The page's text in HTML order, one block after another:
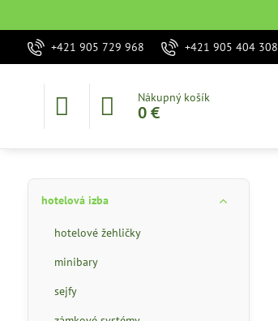
+421 905 729 968 +421 905 404 308
Nákupný košík
0 €
hotelová izba
hotelové žehličky
minibary
sejfy